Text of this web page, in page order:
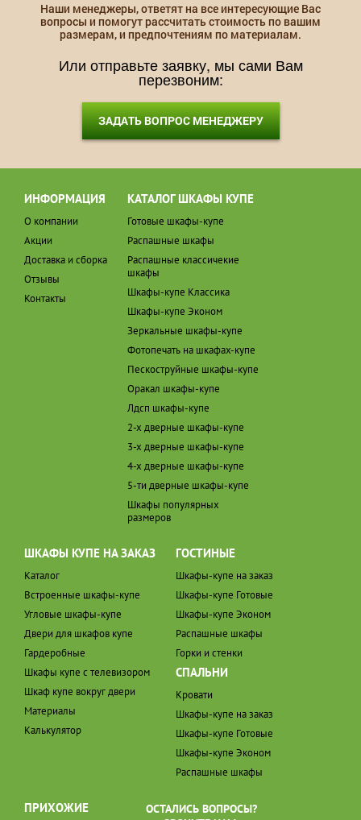
Наши менеджеры, ответят на все интересующие Вас
вопросы и помогут рассчитать стоимость по вашим
размерам, и предпочтениям по материалам.
Или отправьте заявку, мы сами Вам
перезвоним:
ЗАДАТЬ ВОПРОС МЕНЕДЖЕРУ
ИНФОРМАЦИЯ
О компании
Акции
Доставка и сборка
Отзывы
Контакты
КАТАЛОГ ШКАФЫ КУПЕ
Готовые шкафы-купе
Распашные шкафы
Распашные классичекие
шкафы
Шкафы-купе Классика
Шкафы-купе Эконом
Зеркальные шкафы-купе
Фотопечать на шкафах-купе
Пескоструйные шкафы-купе
Оракал шкафы-купе
Лдсп шкафы-купе
2-х дверные шкафы-купе
3-х дверные шкафы-купе
4-х дверные шкафы-купе
5-ти дверные шкафы-купе
Шкафы популярных
размеров
ШКАФЫ КУПЕ НА ЗАКАЗ
Каталог
Встроенные шкафы-купе
Угловые шкафы-купе
Двери для шкафов купе
Гардеробные
Шкафы купе с телевизором
Шкаф купе вокруг двери
Материалы
Калькулятор
ГОСТИНЫЕ
Шкафы-купе на заказ
Шкафы-купе Готовые
Шкафы-купе Эконом
Распашные шкафы
Горки и стенки
СПАЛЬНИ
Кровати
Шкафы-купе на заказ
Шкафы-купе Готовые
Шкафы-купе Эконом
Распашные шкафы
ПРИХОЖИЕ
ОСТАЛИСЬ ВОПРОСЫ?